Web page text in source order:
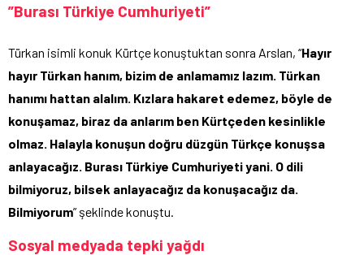
”Burası Türkiye Cumhuriyeti”
Türkan isimli konuk Kürtçe konuştuktan sonra Arslan, “Hayır
hayır Türkan hanım, bizim de anlamamız lazım. Türkan
hanımı hattan alalım. Kızlara hakaret edemez, böyle de
konuşamaz, biraz da anlarım ben Kürtçeden kesinlikle
olmaz. Halayla konuşun doğru düzgün Türkçe konuşsa
anlayacağız. Burası Türkiye Cumhuriyeti yani. O dili
bilmiyoruz, bilsek anlayacağız da konuşacağız da.
Bilmiyorum” şeklinde konuştu.
Sosyal medyada tepki yağdı